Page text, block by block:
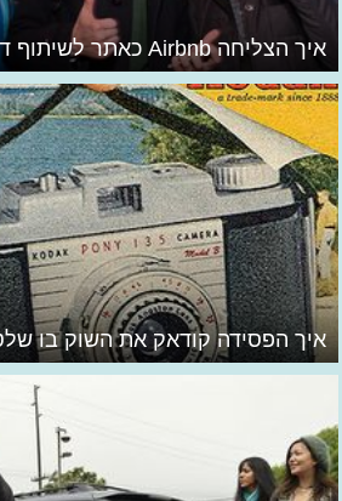
איך הצליחה Airbnb כאתר לשיתוף דירות?
איך הפסידה קודאק את השוק בו